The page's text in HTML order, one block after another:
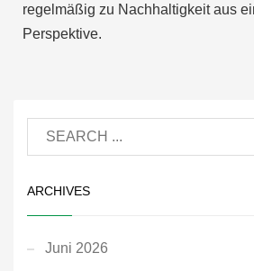
regelmäßig zu Nachhaltigkeit aus
Perspektive.
ARCHIVES
Juni 2026